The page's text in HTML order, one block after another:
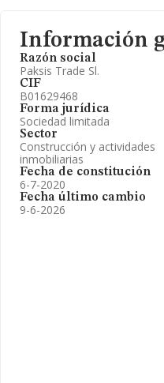
Información
Razón social
Paksis Trade Sl.
CIF
B01629468
Forma jurídica
Sociedad limitada
Sector
Construcción y actividades
inmobiliarias
Fecha de constitución
6-7-2020
Fecha último cambio
9-6-2026